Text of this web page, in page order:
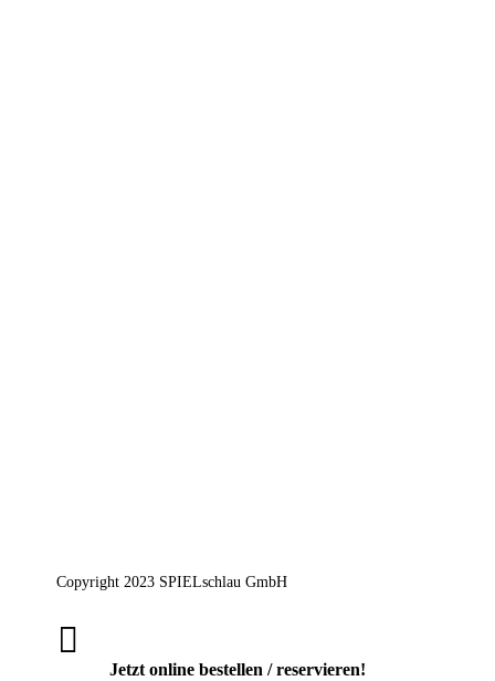
Copyright 2023 SPIELschlau GmbH

Jetzt online bestellen / reservieren!